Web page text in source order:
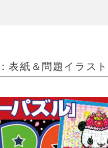
表紙＆問題イラスト